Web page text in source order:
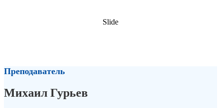
Slide
Преподаватель
Михаил Гурьев